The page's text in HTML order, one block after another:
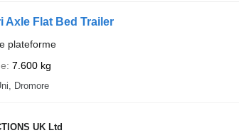
Axle Flat Bed Trailer
plateforme
7.600 kg
Dromore
UK Ltd